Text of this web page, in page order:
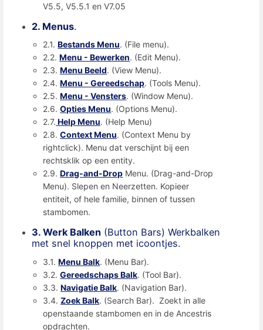
V5.5, V5.5.1 en V7.05
2. Menus.
2.1.Bestands Menu. (File menu).
2.2.Menu - Bewerken. (Edit Menu).
2.3.Menu Beeld. (View Menu).
2.4.Menu - Gereedschap. (Tools Menu).
2.5.Menu - Vensters. (Window Menu).
2.6.Opties Menu. (Options Menu).
2.7. Help Menu. (Help Menu)
2.8.Context Menu. (Context Menu by
rightclick). Menu dat verschijnt bij een
rechtsklik op een entity.
2.9.Drag-and-Drop Menu. (Drag-and-Drop
Menu). Slepen en Neerzetten. Kopieer
entiteit, of hele familie, binnen of tussen
stambomen.
3. Werk Balken (Button Bars) Werkbalken
met snel knoppen met icoontjes.
3.1.Menu Balk. (Menu Bar).
3.2.Gereedschaps Balk. (Tool Bar).
3.3.Navigatie Balk. (Navigation Bar).
3.4.Zoek Balk. (Search Bar). Zoekt in alle
openstaande stambomen en in de Ancestris
opdrachten.